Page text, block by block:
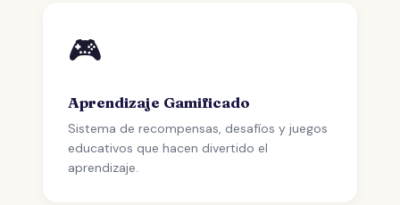
🎮
Aprendizaje Gamificado
Sistema de recompensas, desafíos y juegos
educativos que hacen divertido el
aprendizaje.